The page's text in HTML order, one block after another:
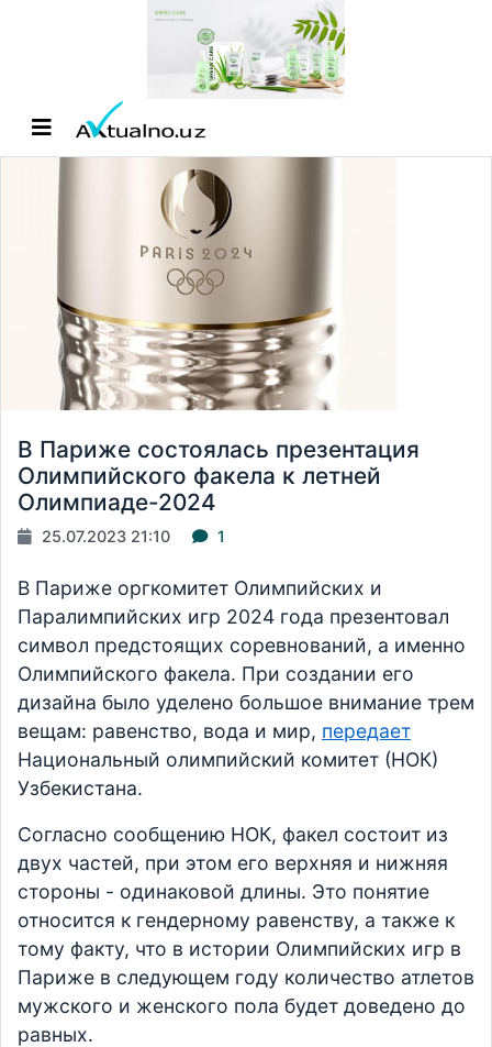
В Париже состоялась презентация
Олимпийского факела к летней
Олимпиаде-2024
25.07.2023 21:10 1
В Париже оргкомитет Олимпийских и
Паралимпийских игр 2024 года презентовал
символ предстоящих соревнований, а именно
Олимпийского факела. При создании его
дизайна было уделено большое внимание трем
вещам: равенство, вода и мир, передает
Национальный олимпийский комитет (НОК)
Узбекистана.
Согласно сообщению НОК, факел состоит из
двух частей, при этом его верхняя и нижняя
стороны - одинаковой длины. Это понятие
относится к гендерному равенству, а также к
тому факту, что в истории Олимпийских игр в
Париже в следующем году количество атлетов
мужского и женского пола будет доведено до
равных.